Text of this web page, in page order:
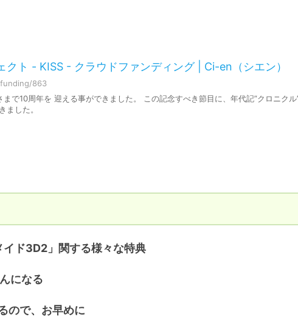
ト - KISS - クラウドファンディング | Ci-en（シエン）
863
で10周年を 迎える事ができました。 この記念すべき節目に、年代記”クロニクル
ました。
イド3D2」関する様々な特典
になる
ので、お早めに